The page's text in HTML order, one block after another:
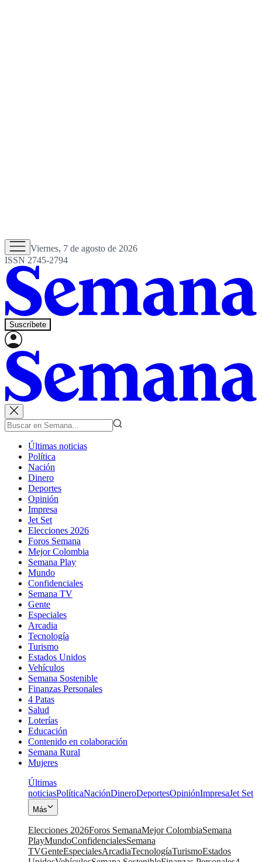
Viernes, 7 de agosto de 2026
ISSN 2745-2794
Suscríbete
Últimas noticias
Política
Nación
Dinero
Deportes
Opinión
Impresa
Jet Set
Elecciones 2026
Foros Semana
Mejor Colombia
Semana Play
Mundo
Confidenciales
Semana TV
Gente
Especiales
Arcadia
Tecnología
Turismo
Estados Unidos
Vehículos
Semana Sostenible
Finanzas Personales
4 Patas
Salud
Loterías
Educación
Contenido en colaboración
Semana Rural
Mujeres
Últimas
noticiasPolíticaNaciónDineroDeportesOpiniónImpresaJet Set
Más
Elecciones 2026Foros SemanaMejor ColombiaSemana
PlayMundoConfidencialesSemana
TVGenteEspecialesArcadiaTecnologíaTurismoEstados